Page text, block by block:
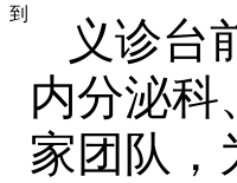
到
义诊台
内分泌科
家团队，